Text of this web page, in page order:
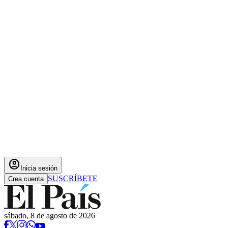
account_circle Inicia sesión
Crea cuenta SUSCRÍBETE
sábado, 8 de agosto de 2026